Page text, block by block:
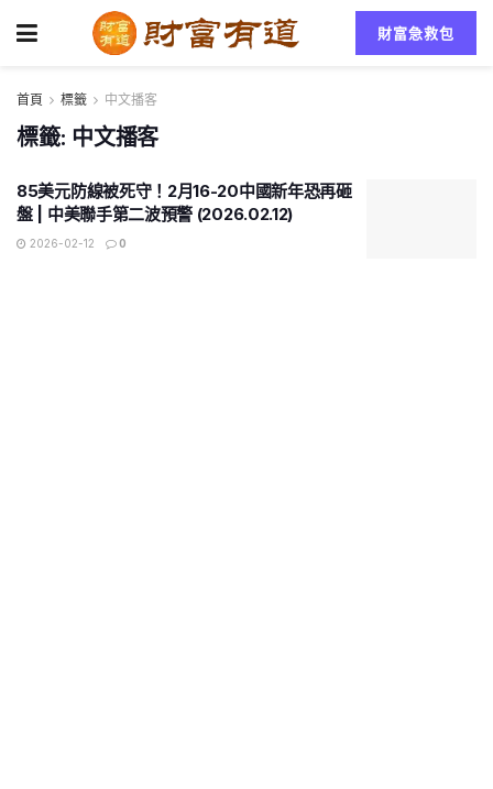
財富急救包
首頁 標籤 中文播客
標籤: 中文播客
85美元防線被死守！2月16-20中國新年恐再砸
盤 | 中美聯手第二波預警 (2026.02.12)
2026-02-12 0